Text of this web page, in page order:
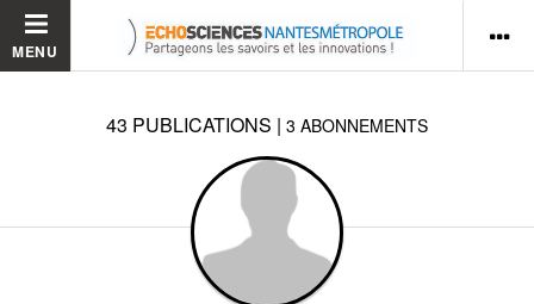
MENU
43 PUBLICATIONS | 3 ABONNEMENTS